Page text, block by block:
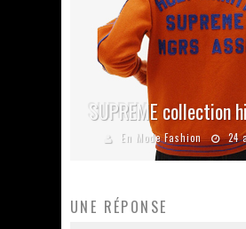
SUPREME collection
En Mode Fashion 24
UNE RÉPONSE